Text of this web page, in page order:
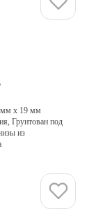
х 19 мм
Грунтован под
из